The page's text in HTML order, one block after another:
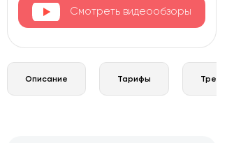
Смотреть видеообзоры
Описание Тарифы